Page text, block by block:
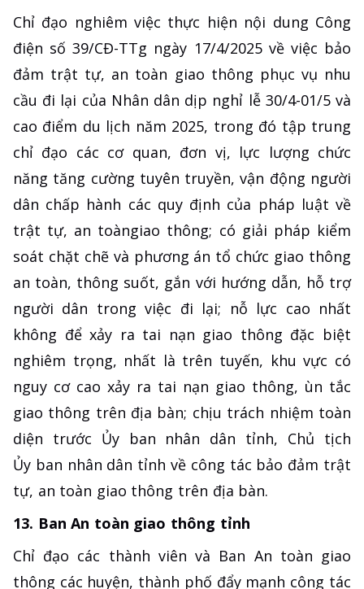
Chỉ đạo nghiêm việc thực hiện nội dung Công
điện số 39/CĐ-TTg ngày 17/4/2025 về việc bảo
đảm trật tự, an toàn giao thông phục vụ nhu
cầu đi lại của Nhân dân dịp nghỉ lễ 30/4-01/5 và
cao điểm du lịch năm 2025, trong đó tập trung
chỉ đạo các cơ quan, đơn vị, lực lượng chức
năng tăng cường tuyên truyền, vận động người
dân chấp hành các quy định của pháp luật về
trật tự, an toàngiao thông; có giải pháp kiểm
soát chặt chẽ và phương án tổ chức giao thông
an toàn, thông suốt, gắn với hướng dẫn, hỗ trợ
người dân trong việc đi lại; nỗ lực cao nhất
không để xảy ra tai nạn giao thông đặc biệt
nghiêm trọng, nhất là trên tuyến, khu vực có
nguy cơ cao xảy ra tai nạn giao thông, ùn tắc
giao thông trên địa bàn; chịu trách nhiệm toàn
diện trước Ủy ban nhân dân tỉnh, Chủ tịch
Ủy ban nhân dân tỉnh về công tác bảo đảm trật
tự, an toàn giao thông trên địa bàn.
13. Ban An toàn giao thông tỉnh
Chỉ đạo các thành viên và Ban An toàn giao
thông các huyện, thành phố đẩy mạnh công tác